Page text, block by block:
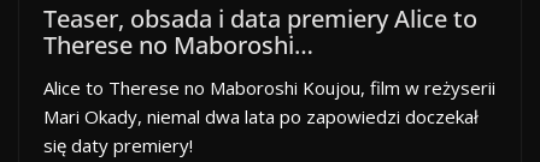
Teaser, obsada i data premiery Alice to
Therese no Maboroshi…
Alice to Therese no Maboroshi Koujou, film w reżyserii
Mari Okady, niemal dwa lata po zapowiedzi doczekał
się daty premiery!